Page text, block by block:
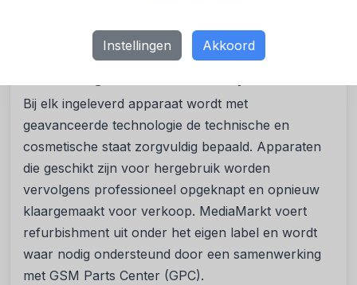
Instellingen Akkoord
Bij elk ingeleverd apparaat wordt met
geavanceerde technologie de technische en
cosmetische staat zorgvuldig bepaald. Apparaten
die geschikt zijn voor hergebruik worden
vervolgens professioneel opgeknapt en opnieuw
klaargemaakt voor verkoop. MediaMarkt voert
refurbishment uit onder het eigen label en wordt
waar nodig ondersteund door een samenwerking
met GSM Parts Center (GPC).